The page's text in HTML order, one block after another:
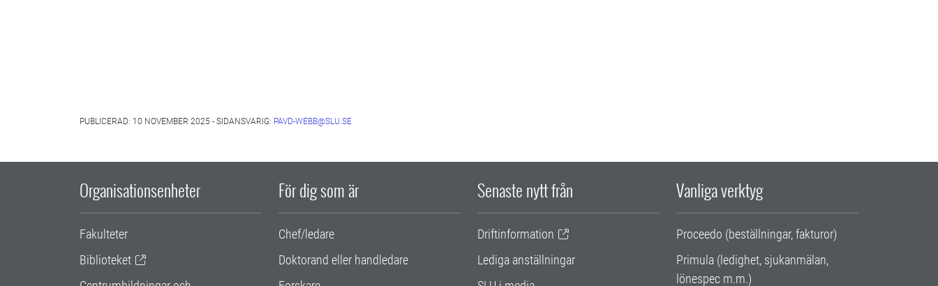
PUBLICERAD: 10 NOVEMBER 2025 - SIDANSVARIG: PAVD-WEBB@SLU.SE
Organisationsenheter
Fakulteter
Biblioteket
För dig som är
Chef/ledare
Doktorand eller handledare
Senaste nytt från
Driftinformation
Lediga anställningar
Vanliga verktyg
Proceedo (beställningar, fakturor)
Primula (ledighet, sjukanmälan,
lönespec m.m.)